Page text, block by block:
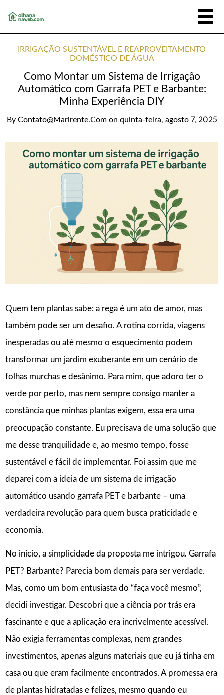
IRRIGAÇÃO SUSTENTÁVEL E REAPROVEITAMENTO
DOMÉSTICO DE ÁGUA
Como Montar um Sistema de Irrigação
Automático com Garrafa PET e Barbante:
Minha Experiência DIY
By Contato@marirente.com on quinta-feira, agosto 7, 2025
Quem tem plantas sabe: a rega é um ato de amor, mas
também pode ser um desafio. A rotina corrida, viagens
inesperadas ou até mesmo o esquecimento podem
transformar um jardim exuberante em um cenário de
folhas murchas e desânimo. Para mim, que adoro ter o
verde por perto, mas nem sempre consigo manter a
constância que minhas plantas exigem, essa era uma
preocupação constante. Eu precisava de uma solução que
me desse tranquilidade e, ao mesmo tempo, fosse
sustentável e fácil de implementar. Foi assim que me
deparei com a ideia de um sistema de irrigação
automático usando garrafa PET e barbante – uma
verdadeira revolução para quem busca praticidade e
economia.
No início, a simplicidade da proposta me intrigou. Garrafa
PET? Barbante? Parecia bom demais para ser verdade.
Mas, como um bom entusiasta do “faça você mesmo”,
decidi investigar. Descobri que a ciência por trás era
fascinante e que a aplicação era incrivelmente acessível.
Não exigia ferramentas complexas, nem grandes
investimentos, apenas alguns materiais que eu já tinha em
casa ou que eram facilmente encontrados. A promessa era
de plantas hidratadas e felizes, mesmo quando eu